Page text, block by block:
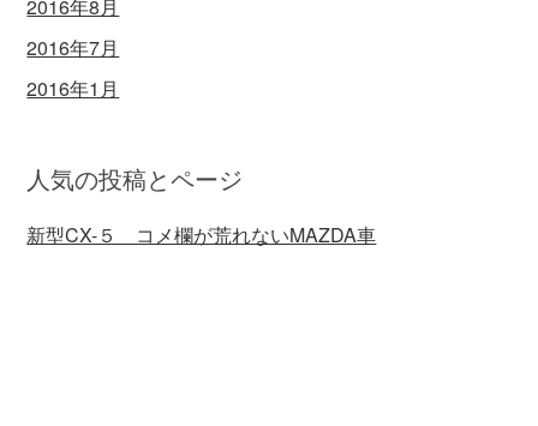
2016年8月
2016年7月
2016年1月
人気の投稿とページ
新型CX-５ コメ欄が荒れないMAZDA車